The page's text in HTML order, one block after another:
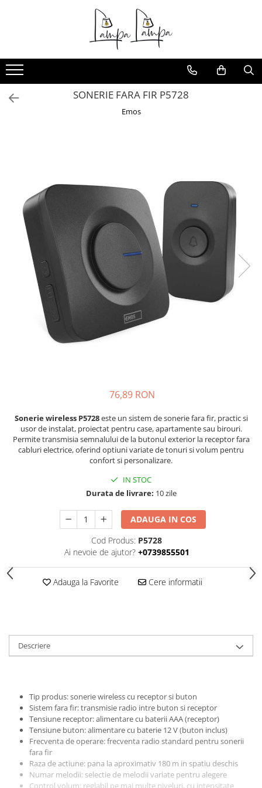
Corpuri de iluminat exterior
Aplice pentru exterior
Iluminat stradal
Candelabre
Corpuri de iluminat pentru baie
Lampadare
Lampi de perete
Pendule
Plafoniere
sali sportive
Corpuri de iluminat pentru spital
Corpuri de iluminat tip Highbay
Prelungitoare
Fise, prize, accesorii
Tablouri si distributie electrica
Dulapuri
Niloe ivoar
Valena alb
Valena ivoar
Produse electronice
Adaptoare
Lampi de lucru, sport, hobby
Cantare
Electronice
SONERIE FARA FIR P5728
Emos
76,89 RON
Sonerie wireless P5728este un sistem de sonerie fara fir, practic si
usor de instalat, proiectat pentru case, apartamente sau birouri.
Permite transmisia semnalului de la butonul exterior la receptor fara
cabluri electrice, oferind optiuni variate de tonuri si volum pentru
confort si personalizare.
IN STOC
Durata de livrare: 10 zile
ADAUGA IN COS
Cod Produs: P5728
Ai nevoie de ajutor? +0739855501
Adauga la Favorite Cere informatii
Descriere
Tip produs: sonerie wireless cu receptor si buton
Sistem fara fir: transmisie radio intre buton si receptor
Tensiune receptor: alimentare cu baterii AAA (receptor)
Tensiune buton: alimentare cu baterie 12 V (buton inclus)
Frecventa de operare: frecventa radio standard pentru sonerii
fara fir
Raza de actiune: pana la aproximativ 180 m in spatiu deschis
Numar melodii: selectie de melodii variate pentru alegere
Control volum: reglabil pe mai multe niveluri, cu intensitate